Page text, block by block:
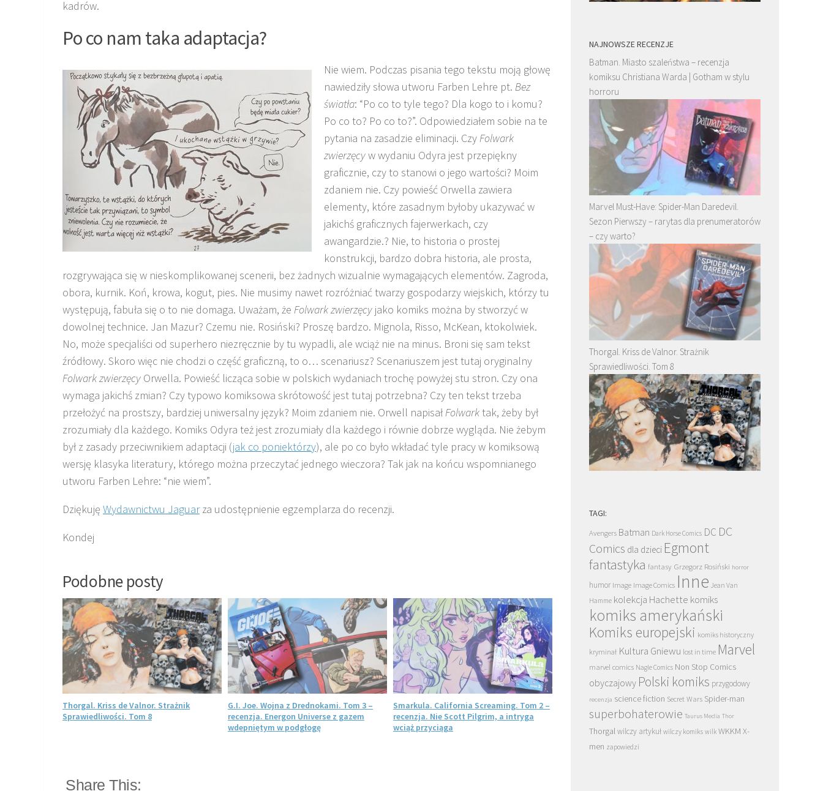
kadrów.
Po co nam taka adaptacja?
Nie wiem. Podczas pisania tego tekstu moją głowę
nawiedziły słowa utworu Farben Lehre pt. Bez
światła: “Po co to tyle tego? Dla kogo to i komu?
Po co to? Po co to?”. Odpowiedziałem sobie na te
pytania na zasadzie eliminacji. CzyFolwark
zwierzęcyw wydaniu Odyra jest przepiękny
graficznie, czy to stanowi o jego wartości? Moim
zdaniem nie. Czy powieść Orwella zawiera
elementy, które zasadnym byłoby ukazywać w
jakichś graficznych fajerwerkach, czy
awangardzie.? Nie, to historia o prostej
konstrukcji, bardzo dobra historia, ale prosta,
rozgrywająca się w nieskomplikowanej scenerii, bez żadnych wizualnie wymagających elementów. Zagroda,
obora, kurnik. Koń, krowa, kogut, pies. Nie musimy nawet rozróżniać twarzy gospodarzy wiejskich, którzy tu
występują, fabuła się o to nie domaga. Uważam, że Folwark zwierzęcy jako komiks można by stworzyć w
dowolnej technice. Jan Mazur? Czemu nie. Rosiński? Proszę bardzo. Mignola, Risso, McKean, ktokolwiek.
No, może specjaliści od superhero niezręcznie by tu wypadli, ale wciąż nie na minus. Broni się sam tekst
źródłowy. Skoro więc nie chodzi o część graficzną, to o… scenariusz? Scenariuszem jest tutaj oryginalny
Folwark zwierzęcy Orwella. Powieść licząca sobie w polskich wydaniach trochę powyżej stu stron. Czy ona
wymaga jakichś zmian? Czy typowo komiksowa skrótowość jest tutaj potrzebna? Czy ten tekst trzeba
przełożyć na prostszy, bardziej uniwersalny język? Moim zdaniem nie. Orwell napisałFolwarktak, żeby był
zrozumiały dla każdego. Komiks Odyra też jest zrozumiały dla każdego i równie dobrze wygląda. Nie żebym
był z zasady przeciwnikiem adaptacji (jak co poniektórzy), ale po co było wkładać tyle pracy w komiksową
wersję klasyka literatury, którego można przeczytać jednego wieczora? Tak jak na końcu wspomnianego
utworu Farben Lehre: “nie wiem”.
Dziękuję Wydawnictwu Jaguarza udostępnienie egzemplarza do recenzji.
Kondej
Podobne posty
Thorgal. Kriss de Valnor. Strażnik
Sprawiedliwości. Tom 8
G.I. Joe. Wojna z Drednokami. Tom 3 –
recenzja. Energon Universe z gazem
wdepniętym w podgłogę
Smarkula. California Screaming. Tom 2 –
recenzja. Nie Scott Pilgrim, a intryga
wciąż przyciąga
Cauchon albo człowiek który zabił
Joannę d’Arc
Thorgal. Kriss de Valnor.
Tom 7 – recenzja. Finał
Share This:
NAJNOWSZE RECENZJE
Batman. Miasto szaleństwa – recenzja
komiksu Christiana Warda | Gotham w stylu
horroru
Marvel Must-Have: Spider-Man Daredevil.
Sezon Pierwszy – rarytas dla prenumeratorów
– czy warto?
Thorgal. Kriss de Valnor. Strażnik
Sprawiedliwości. Tom 8
TAGI:
Avengers Batman Dark Horse Comics DC DC
Comics dla dzieci Egmont
fantastyka fantasy Grzegorz Rosiński horror
humor Image Image Comics Inne Jean Van
Hamme kolekcja Hachette komiks
komiks amerykański
Komiks europejski komiks historyczny
kryminał Kultura Gniewu lost in time Marvel
marvel comics Nagle Comics Non Stop Comics
obyczajowy Polski komiks przygodowy
recenzja science fiction Secret Wars Spider-man
superbohaterowie Taurus Media Thor
Thorgalwilczy artykuł wilczy komiks wilk WKKM X-
men zapowiedzi